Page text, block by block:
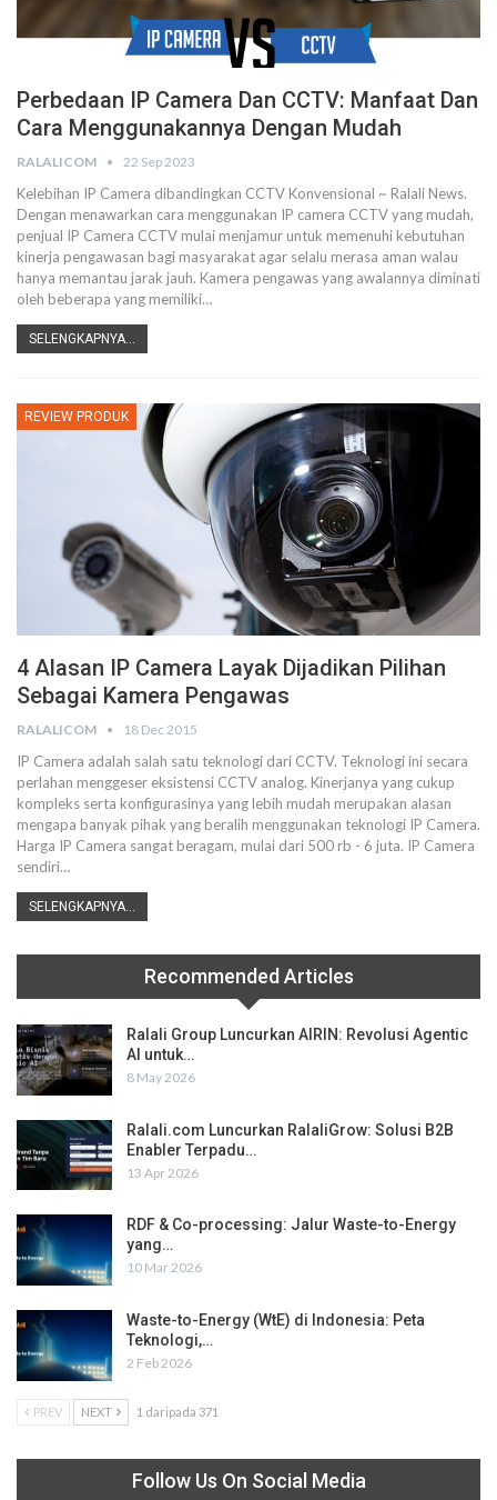
Perbedaan IP Camera Dan CCTV: Manfaat Dan
Cara Menggunakannya Dengan Mudah
RALALICOM 22 Sep 2023
Kelebihan IP Camera dibandingkan CCTV Konvensional ~ Ralali News.
Dengan menawarkan cara menggunakan IP camera CCTV yang mudah,
penjual IP Camera CCTV mulai menjamur untuk memenuhi kebutuhan
kinerja pengawasan bagi masyarakat agar selalu merasa aman walau
hanya memantau jarak jauh. Kamera pengawas yang awalannya diminati
oleh beberapa yang memiliki…
SELENGKAPNYA...
REVIEW PRODUK
4 Alasan IP Camera Layak Dijadikan Pilihan
Sebagai Kamera Pengawas
RALALICOM 18 Dec 2015
IP Camera adalah salah satu teknologi dari CCTV. Teknologi ini secara
perlahan menggeser eksistensi CCTV analog. Kinerjanya yang cukup
kompleks serta konfigurasinya yang lebih mudah merupakan alasan
mengapa banyak pihak yang beralih menggunakan teknologi IP Camera.
Harga IP Camera sangat beragam, mulai dari 500 rb - 6 juta. IP Camera
sendiri…
SELENGKAPNYA...
Recommended Articles
Ralali Group Luncurkan AIRIN: Revolusi Agentic
AI untuk…
8 May 2026
Ralali.com Luncurkan RalaliGrow: Solusi B2B
Enabler Terpadu…
13 Apr 2026
RDF & Co-processing: Jalur Waste-to-Energy
yang…
10 Mar 2026
Waste-to-Energy (WtE) di Indonesia: Peta
Teknologi,…
2 Feb 2026
PREV NEXT 1 daripada 371
Follow Us On Social Media